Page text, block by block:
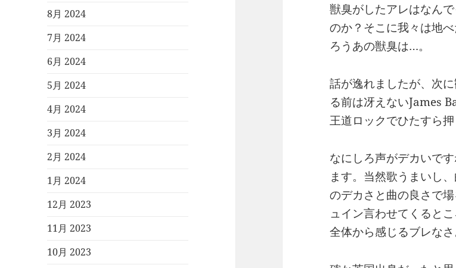
8月 2024
7月 2024
6月 2024
5月 2024
4月 2024
3月 2024
2月 2024
1月 2024
12月 2023
11月 2023
10月 2023
獣臭がしたアレはなん
のか？そこに我々は地
ろうあの獣臭は…。
話が逸れましたが、次
る前は冴えないJames
王道ロックでひたすら
なにしろ声がデカいで
ます。当然歌うまいし
のデカさと曲の良さで
ュイン言わせてくると
全体から感じるブレなさ